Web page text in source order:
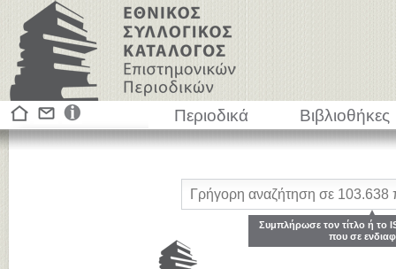
Περιοδικά Βιβλιοθήκες
Συμπλήρωσε τον τίτλο ή το
που σε